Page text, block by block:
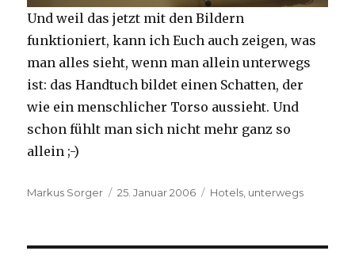
Und weil das jetzt mit den Bildern
funktioniert, kann ich Euch auch zeigen, was
man alles sieht, wenn man allein unterwegs
ist: das Handtuch bildet einen Schatten, der
wie ein menschlicher Torso aussieht. Und
schon fühlt man sich nicht mehr ganz so
allein ;-)
Autor
Markus Sorger
Veröffentlicht
25. Januar 2006 Kategorien
Hotels unterwegs